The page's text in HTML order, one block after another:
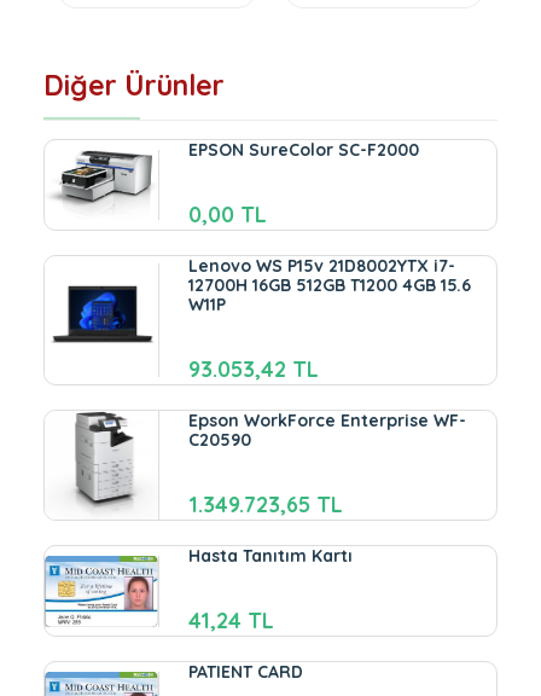
Diğer Ürünler
EPSON SureColor SC-F2000
0,00 TL
Lenovo WS P15v 21D8002YTX i7-
12700H 16GB 512GB T1200 4GB 15.6
W11P
93.053,42 TL
Epson WorkForce Enterprise WF-
C20590
1.349.723,65 TL
Hasta Tanıtım Kartı
41,24 TL
PATIENT CARD